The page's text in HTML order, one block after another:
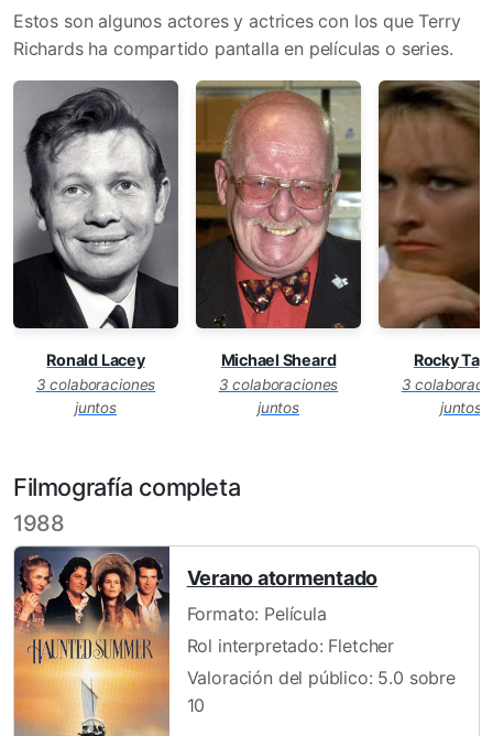
Estos son algunos actores y actrices con los que Terry
Richards ha compartido pantalla en películas o series.
Ronald Lacey
3 colaboraciones
juntos
Michael Sheard
3 colaboraciones
juntos
Rocky
3
juntos
Filmografía completa
1988
Verano atormentado
Formato: Película
Rol interpretado: Fletcher
Valoración del público: 5.0 sobre
10